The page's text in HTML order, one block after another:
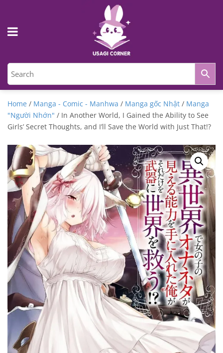
Home / Manga - Comic - Manhwa / Manga gốc Nhật / Manga
"Người Nhớn" / In Another World, I Gained the Ability to See
Girls’ Secret Thoughts, and I’ll Save the World with Just That!?